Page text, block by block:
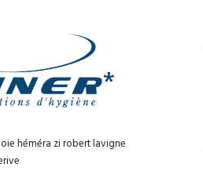
héméra zi robert lavigne